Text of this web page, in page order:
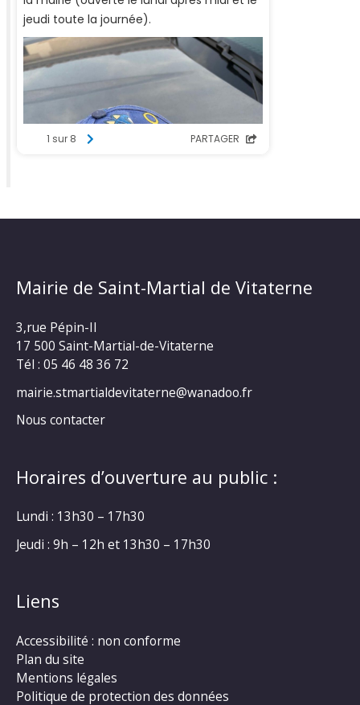
Mairie de Saint-Martial de Vitaterne
3,rue Pépin-II
17 500 Saint-Martial-de-Vitaterne
Tél : 05 46 48 36 72
mairie.stmartialdevitaterne@wanadoo.fr
Nous contacter
Horaires d’ouverture au public :
Lundi : 13h30 – 17h30
Jeudi : 9h – 12h et 13h30 – 17h30
Liens
Accessibilité : non conforme
Plan du site
Mentions légales
Politique de protection des données